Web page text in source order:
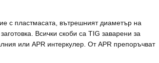
с пластмасата, вътрешният диаметър на
Всички скоби са TIG заварени за
или APR интеркулер. От APR препоръчват